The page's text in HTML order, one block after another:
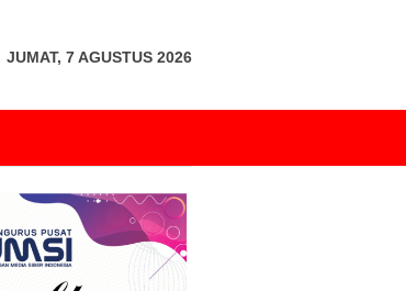
JUMAT, 7 AGUSTUS 2026